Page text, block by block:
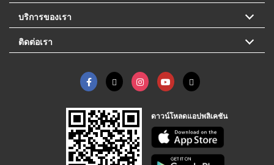
บริการของเรา
ติดต่อเรา
ดาวน์โหลดแอปพลิเคชัน